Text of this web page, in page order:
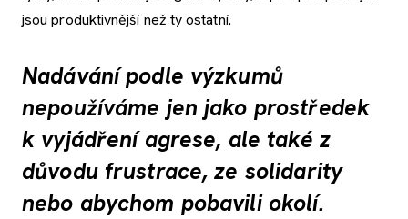
jsou produktivnější než ty ostatní.
Nadávání podle výzkumů
nepoužíváme jen jako prostředek
k vyjádření agrese, ale také z
důvodu frustrace, ze solidarity
nebo abychom pobavili okolí.